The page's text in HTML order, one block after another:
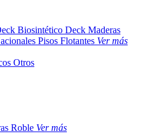
Biosintético Deck Maderas
Pisos Flotantes Ver más
Otros
Roble Ver más